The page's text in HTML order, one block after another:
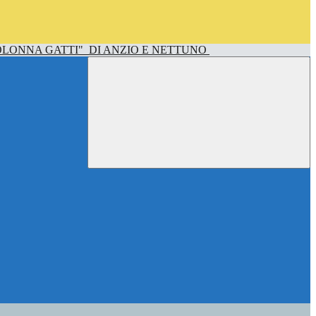
GATTI" DI ANZIO E NETTUNO